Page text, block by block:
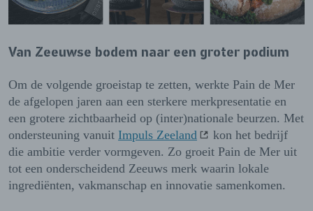
Van Zeeuwse bodem naar een groter podium
Om de volgende groeistap te zetten, werkte Pain de Mer
de afgelopen jaren aan een sterkere merkpresentatie en
een grotere zichtbaarheid op (inter)nationale beurzen. Met
ondersteuning vanuit Impuls Zeeland
kon het bedrijf
die ambitie verder vormgeven. Zo groeit Pain de Mer uit
tot een onderscheidend Zeeuws merk waarin lokale
ingrediënten, vakmanschap en innovatie samenkomen.